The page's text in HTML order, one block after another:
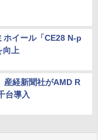
ホイール「CE28 N-p
向上
産経新聞社がAMD R
台導入